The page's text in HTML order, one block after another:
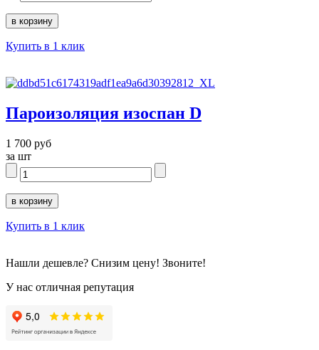
Купить в 1 клик
Пароизоляция изоспан D
1 700 руб
за шт
Купить в 1 клик
Нашли дешевле? Снизим цену! Звоните!
У нас отличная репутация